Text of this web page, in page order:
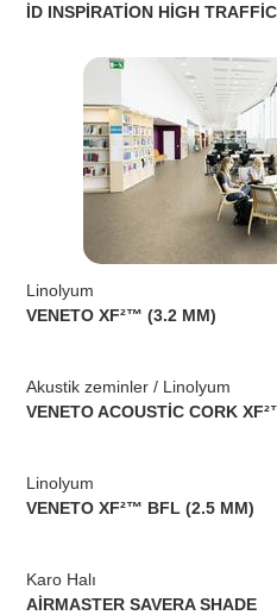
İD INSPİRATİON HİGH
Linolyum
VENETO XF²™ (3.2 MM)
Akustik zeminler / Linolyum
VENETO ACOUSTİC CORK
Linolyum
VENETO XF²™ BFL (2.5 MM)
Karo Halı
AİRMASTER SAVERA SHADE